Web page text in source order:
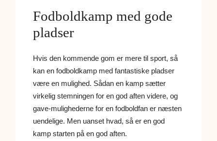
Fodboldkamp med gode
pladser
Hvis den kommende gom er mere til sport, så
kan en fodboldkamp med fantastiske pladser
være en mulighed. Sådan en kamp sætter
virkelig stemningen for en god aften videre, og
gave-mulighederne for en fodboldfan er næsten
uendelige. Men uanset hvad, så er en god
kamp starten på en god aften.